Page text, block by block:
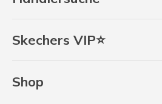
Skechers VIP⭐
Shop